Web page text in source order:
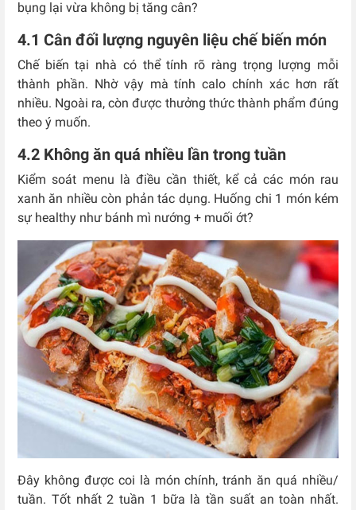
bụng lại vừa không bị tăng cân?
4.1 Cân đối lượng nguyên liệu chế biến món
Chế biến tại nhà có thể tính rõ ràng trọng lượng mỗi
thành phần. Nhờ vậy mà tính calo chính xác hơn rất
nhiều. Ngoài ra, còn được thưởng thức thành phẩm đúng
theo ý muốn.
4.2 Không ăn quá nhiều lần trong tuần
Kiểm soát menu là điều cần thiết, kể cả các món rau
xanh ăn nhiều còn phản tác dụng. Huống chi 1 món kém
sự healthy như bánh mì nướng + muối ớt?
Đây không được coi là món chính, tránh ăn quá nhiều/
tuần. Tốt nhất 2 tuần 1 bữa là tần suất an toàn nhất.